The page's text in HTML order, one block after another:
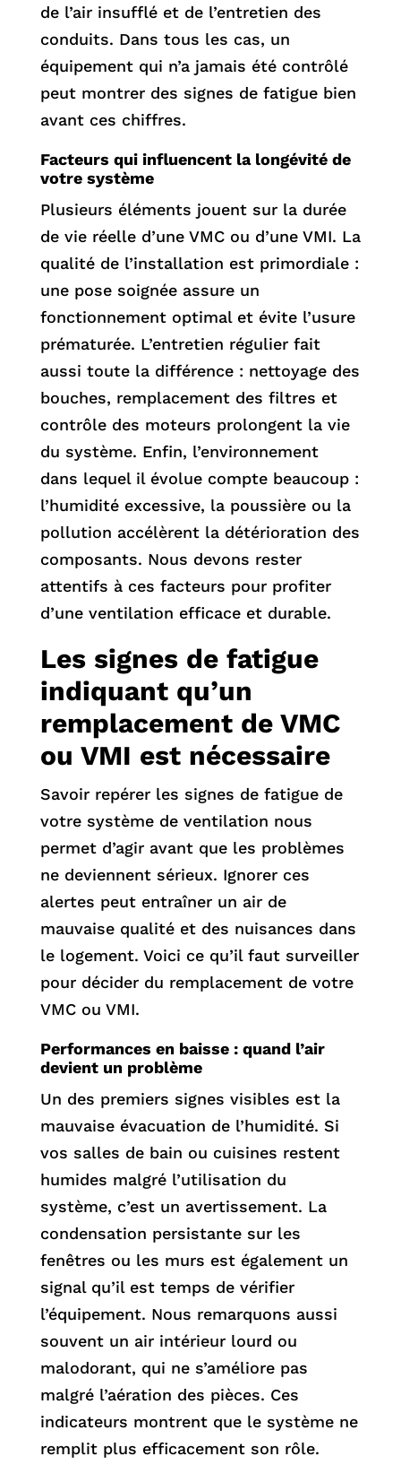
de l’air insufflé et de l’entretien des
conduits. Dans tous les cas, un
équipement qui n’a jamais été contrôlé
peut montrer des signes de fatigue bien
avant ces chiffres.
Facteurs qui influencent la longévité de
votre système
Plusieurs éléments jouent sur la durée
de vie réelle d’une VMC ou d’une VMI. La
qualité de l’installation est primordiale :
une pose soignée assure un
fonctionnement optimal et évite l’usure
prématurée. L’entretien régulier fait
aussi toute la différence : nettoyage des
bouches, remplacement des filtres et
contrôle des moteurs prolongent la vie
du système. Enfin, l’environnement
dans lequel il évolue compte beaucoup :
l’humidité excessive, la poussière ou la
pollution accélèrent la détérioration des
composants. Nous devons rester
attentifs à ces facteurs pour profiter
d’une ventilation efficace et durable.
Les signes de fatigue
indiquant qu’un
remplacement de VMC
ou VMI est nécessaire
Savoir repérer les signes de fatigue de
votre système de ventilation nous
permet d’agir avant que les problèmes
ne deviennent sérieux. Ignorer ces
alertes peut entraîner un air de
mauvaise qualité et des nuisances dans
le logement. Voici ce qu’il faut surveiller
pour décider du remplacement de votre
VMC ou VMI.
Performances en baisse : quand l’air
devient un problème
Un des premiers signes visibles est la
mauvaise évacuation de l’humidité. Si
vos salles de bain ou cuisines restent
humides malgré l’utilisation du
système, c’est un avertissement. La
condensation persistante sur les
fenêtres ou les murs est également un
signal qu’il est temps de vérifier
l’équipement. Nous remarquons aussi
souvent un air intérieur lourd ou
malodorant, qui ne s’améliore pas
malgré l’aération des pièces. Ces
indicateurs montrent que le système ne
remplit plus efficacement son rôle.